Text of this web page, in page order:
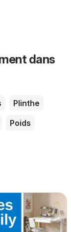
dans
Plinthe
Poids